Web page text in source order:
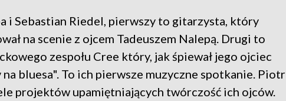
i Sebastian Riedel, pierwszy to gitarzysta, który
na scenie z ojcem Tadeuszem Nalepą. Drugi to
zespołu Cree który, jak śpiewał jego ojciec
bluesa". To ich pierwsze muzyczne spotkanie. Piotr
projektów upamiętniających twórczość ich ojców.